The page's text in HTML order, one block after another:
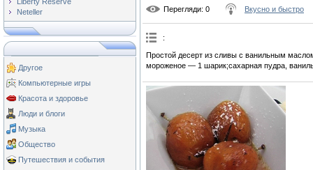
Neteller
Другое
Компьютерные игры
Красота и здоровье
Люди и блоги
Музыка
Общество
Путешествия и события
Перегляди: 0 Вкусно и быстро
:
Простой десерт из сливы с ванильным
мороженое — 1 шарик;сахарная пудра,